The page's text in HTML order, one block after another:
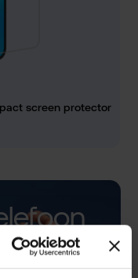
screen protector